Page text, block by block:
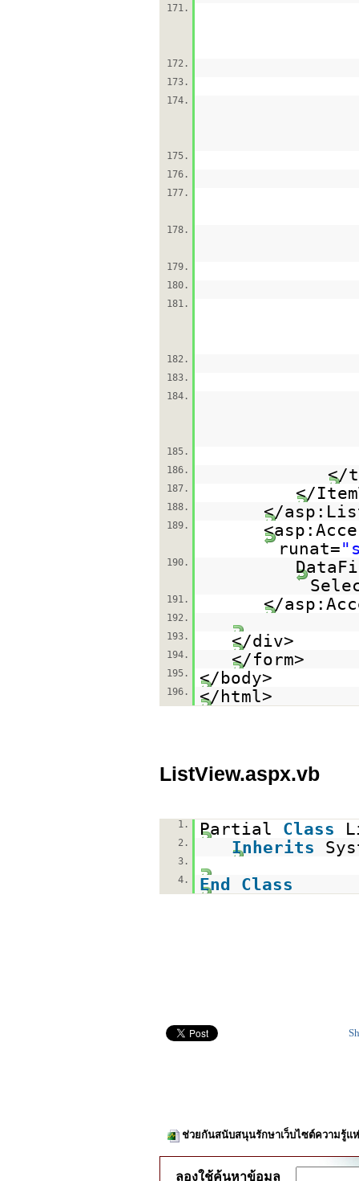
171.
172.
173.
174.
175.
176.
177.
178.
179.
180.
181.
182.
183.
184.
185.
186.
</
187. </
188. </
189.
runat=
190.
191. </
192.
193.
</div>
194. </form>
195. </body>
196. </html>
ListView.aspx.vb
1. Partial Class
2. Inherits
3.
4.
End Class
ช่วยกันสนับสนุนรักษาเว็บไซต์ความรู้แ
ลองใช้ค้นหาข้อมูล